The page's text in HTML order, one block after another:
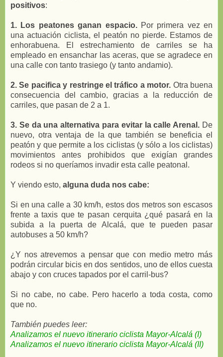
positivos:
1. Los peatones ganan espacio.Por primera vez en
una actuación ciclista, el peatón no pierde. Estamos de
enhorabuena. El estrechamiento de carriles se ha
empleado en ensanchar las aceras, que se agradece en
una calle con tanto trasiego (y tanto andamio).
2. Se pacifica y restringe el tráfico a motor. Otra buena
consecuencia del cambio, gracias a la reducción de
carriles, que pasan de 2 a 1.
3. Se da una alternativa para evitar la calle Arenal. De
nuevo, otra ventaja de la que también se beneficia el
peatón y que permite a los ciclistas (y sólo a los ciclistas)
movimientos antes prohibidos que exigían grandes
rodeos si no queríamos invadir esta calle peatonal.
Y viendo esto, alguna duda nos cabe:
Si en una calle a 30 km/h, estos dos metros son escasos
frente a taxis que te pasan cerquita ¿qué pasará en la
subida a la puerta de Alcalá, que te pueden pasar
autobuses a 50 km/h?
¿Y nos atrevemos a pensar que con medio metro más
podrán circular bicis en dos sentidos, uno de ellos cuesta
abajo y con cruces tapados por el carril-bus?
Si no cabe, no cabe. Pero hacerlo a toda costa, como
que no.
También puedes leer:
Analizamos el nuevo itinerario ciclista Mayor-Alcalá (I)
Analizamos el nuevo itinerario ciclista Mayor-Alcalá (II)